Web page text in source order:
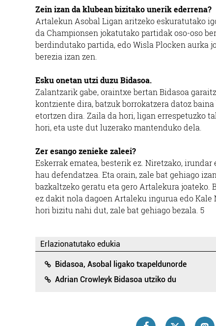
Zein izan da klubean bizitako unerik ederrena?
Artalekun Asobal Ligan aritzeko eskuratutako
da Championsen jokatutako partidak oso-oso
berdindutako partida, edo Wisla Plocken aurka
berezia izan zen.
Esku onetan utzi duzu Bidasoa.
Zalantzarik gabe, oraintxe bertan Bidasoa
kontziente dira, batzuk borrokatzera datoz
etortzen dira. Zaila da hori, ligan errespetuzko
hori, eta uste dut luzerako mantenduko dela.
Zer esango zenieke zaleei?
Eskerrak ematea, besterik ez. Niretzako,
hau defendatzea. Eta orain, zale bat gehiago
bazkaltzeko geratu eta gero Artalekura
ez dakit nola dagoen Artaleku ingurua edo
hori bizitu nahi dut, zale bat gehiago bezala. 5
Erlazionatutako edukia
Bidasoa, Asobal ligako txapeldunorde
Adrian Crowleyk Bidasoa utziko du